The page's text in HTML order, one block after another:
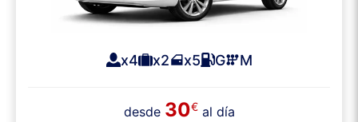
x4 x2 x5 G M
desde 30€al día